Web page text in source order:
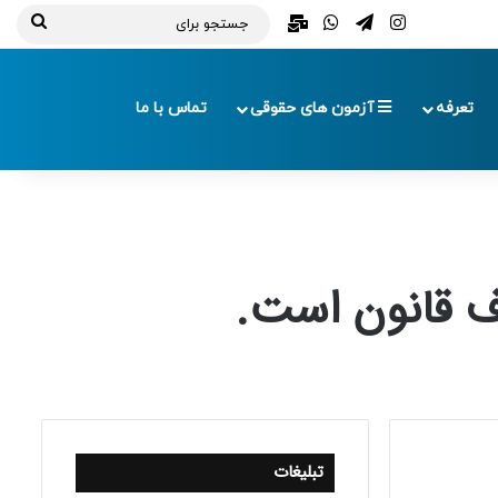
اینستاگرام
تلگرامواتس آپ
ایمیل
تعرفه آزمون های حقوقی تماس با ما
قانون است.
تبلیغات